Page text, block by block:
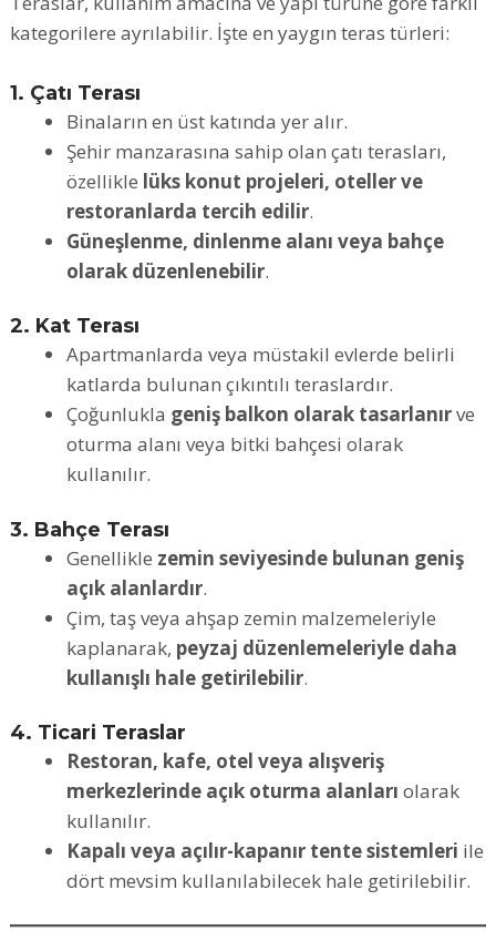
kategorilere ayrılabilir. İşte en yaygın teras türleri:
1. Çatı Terası
Binaların en üst katında yer alır.
Şehir manzarasına sahip olan çatı terasları,
özellikle lüks konut projeleri, oteller ve
restoranlarda tercih edilir.
Güneşlenme, dinlenme alanı veya bahçe
olarak düzenlenebilir.
2. Kat Terası
Apartmanlarda veya müstakil evlerde belirli
katlarda bulunan çıkıntılı teraslardır.
Çoğunlukla geniş balkon olarak tasarlanırve
oturma alanı veya bitki bahçesi olarak
kullanılır.
3. Bahçe Terası
Genellikle zemin seviyesinde bulunan geniş
açık alanlardır.
Çim, taş veya ahşap zemin malzemeleriyle
kaplanarak, peyzaj düzenlemeleriyle daha
kullanışlı hale getirilebilir.
4. Ticari Teraslar
Restoran, kafe, otel veya alışveriş
merkezlerinde açık oturma alanları olarak
kullanılır.
Kapalı veya açılır-kapanır tente sistemleri ile
dört mevsim kullanılabilecek hale getirilebilir.